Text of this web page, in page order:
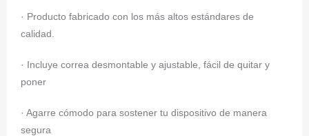
· Producto fabricado con los más altos estándares de
calidad.
· Incluye correa desmontable y ajustable, fácil de quitar y
poner
· Agarre cómodo para sostener tu dispositivo de manera
segura